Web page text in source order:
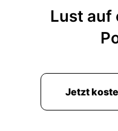
Lust auf
Jetzt